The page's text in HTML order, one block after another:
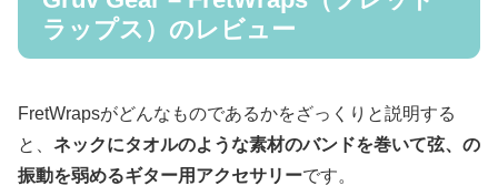
ラップス）のレビュー
FretWrapsがどんなものであるかをざっくりと説明する
と、 ネックにタオルのような素材のバンドを巻いて弦、の
振動を弱めるギター用アクセサリーです。